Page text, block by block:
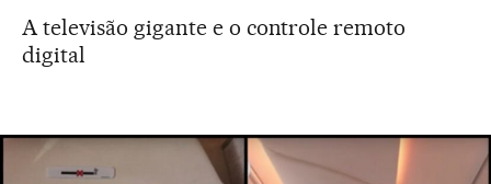
A televisão gigante e o controle remoto
digital